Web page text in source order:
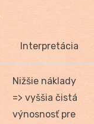
Interpretácia
Nižšie náklady
=> vyššia čistá
výnosnosť pre